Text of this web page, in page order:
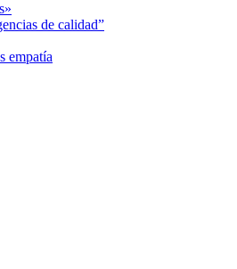
de calidad”
empatía